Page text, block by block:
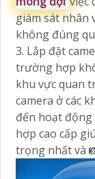
giám sát nhân
không đúng
3. Lắp đặt
trường hợp
khu vực quan
camera ở các
đến hoạt động
hợp cao cấp
trọng nhất và